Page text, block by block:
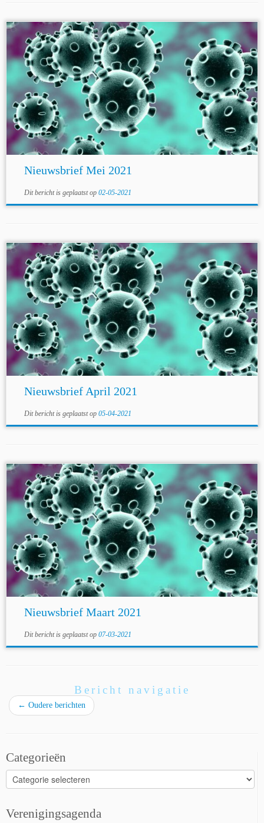
Nieuwsbrief Mei 2021
Dit bericht is geplaatst op 02-05-2021
Nieuwsbrief April 2021
Dit bericht is geplaatst op 05-04-2021
Nieuwsbrief Maart 2021
Dit bericht is geplaatst op 07-03-2021
Bericht navigatie
← Oudere berichten
Categorieën
Categorieën
Verenigingsagenda